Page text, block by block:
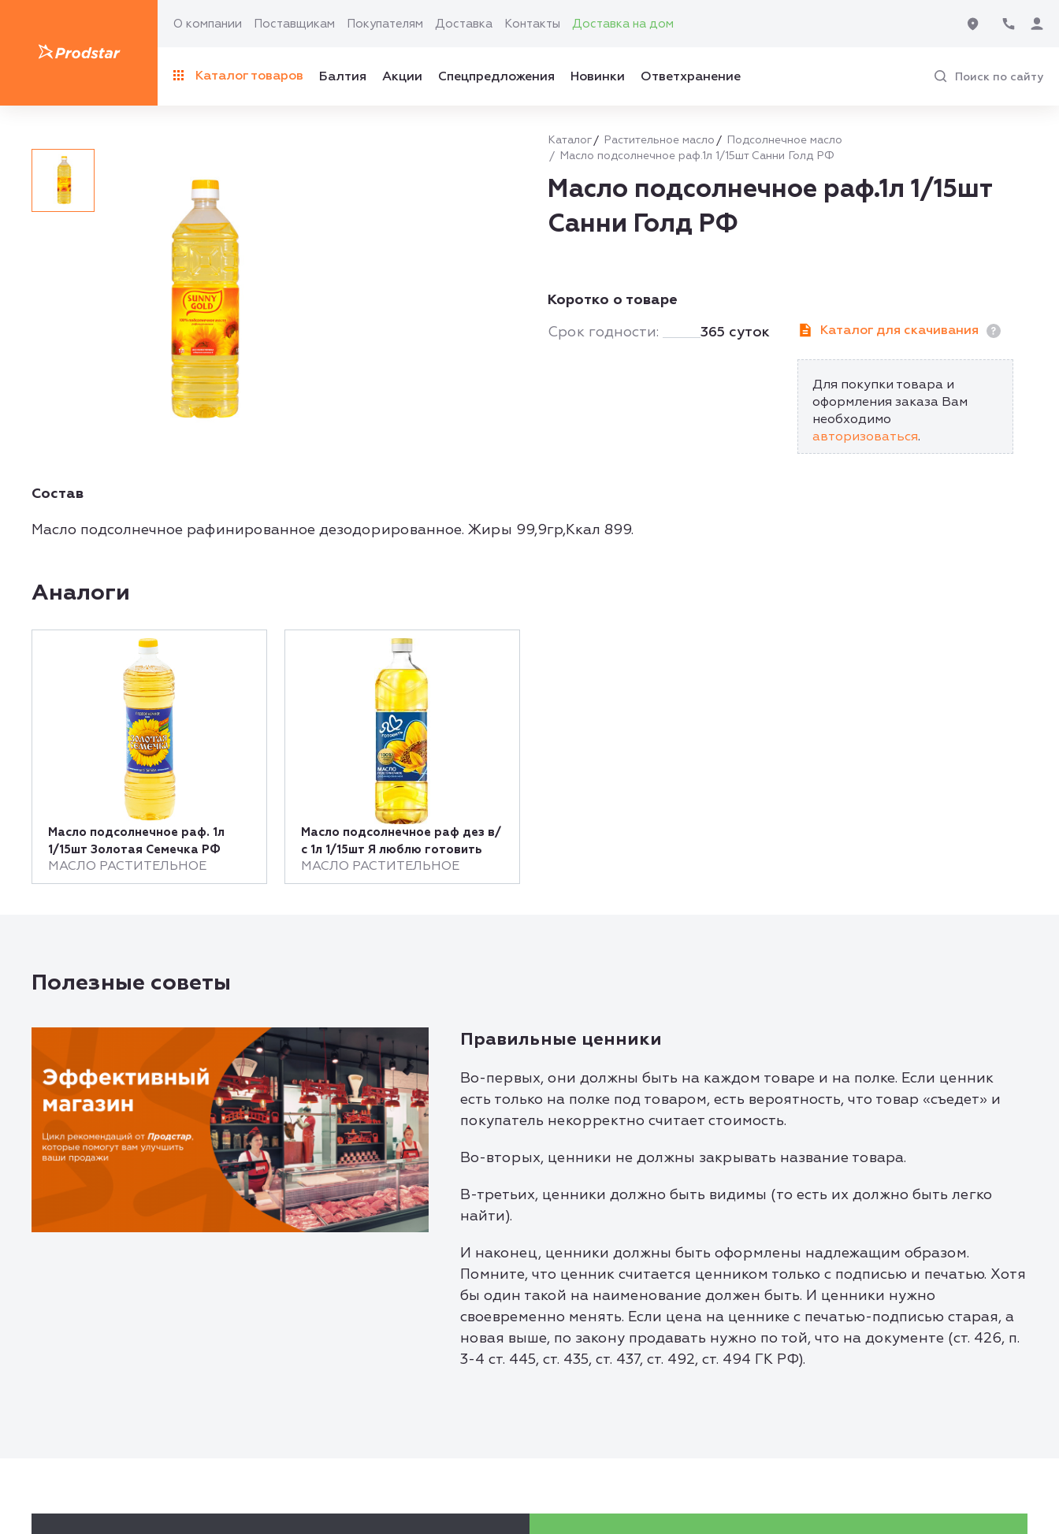
О компании Поставщикам Покупателям Доставка Контакты Доставка на дом
Каталог товаров Балтия Акции Спецпредложения Новинки Ответхранение Поиск по сайту
Каталог Растительное масло
Подсолнечное масло
Масло подсолнечное раф.1л 1/15шт Санни Голд РФ
Масло подсолнечное раф.1л 1/15шт
Санни Голд РФ
Коротко о товаре
Срок годности:
365 суток Каталог для скачивания
Для покупки товара и
оформления заказа Вам
необходимо
авторизоваться.
Состав
Масло подсолнечное рафинированное дезодорированное. Жиры 99,9гр,Ккал 899.
Аналоги
Масло подсолнечное раф. 1л
1/15шт Золотая Семечка РФ
МАСЛО РАСТИТЕЛЬНОЕ
Масло подсолнечное раф дез в/
с 1л 1/15шт Я люблю готовить
МАСЛО РАСТИТЕЛЬНОЕ
Полезные советы
Правильные ценники
Во-первых, они должны быть на каждом товаре и на полке. Если ценник
есть только на полке под товаром, есть вероятность, что товар «съедет» и
покупатель некорректно считает стоимость.
Во-вторых, ценники не должны закрывать название товара.
В-третьих, ценники должно быть видимы (то есть их должно быть легко
найти).
И наконец, ценники должны быть оформлены надлежащим образом.
Помните, что ценник считается ценником только с подписью и печатью. Хотя
бы один такой на наименование должен быть. И ценники нужно
своевременно менять. Если цена на ценнике с печатью-подписью старая, а
новая выше, по закону продавать нужно по той, что на документе (ст. 426, п.
3-4 ст. 445, ст. 435, ст. 437, ст. 492, ст. 494 ГК РФ).